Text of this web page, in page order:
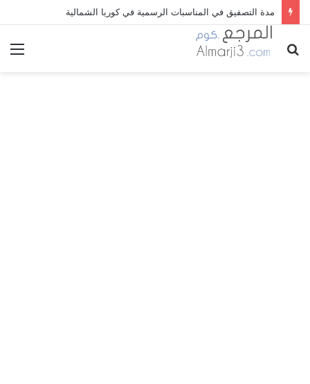
مدة التصفيق في المناسبات الرسمية في كوريا الشمالية
بحث